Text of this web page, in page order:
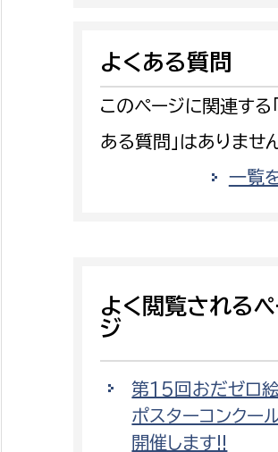
監査事務局
監査事務局
よくある質問
このページに関連する
ある質問」はありませ
一覧
よく閲覧される
ジ
第15回おだゼロ絵
ポスターコンクー
開催します!!